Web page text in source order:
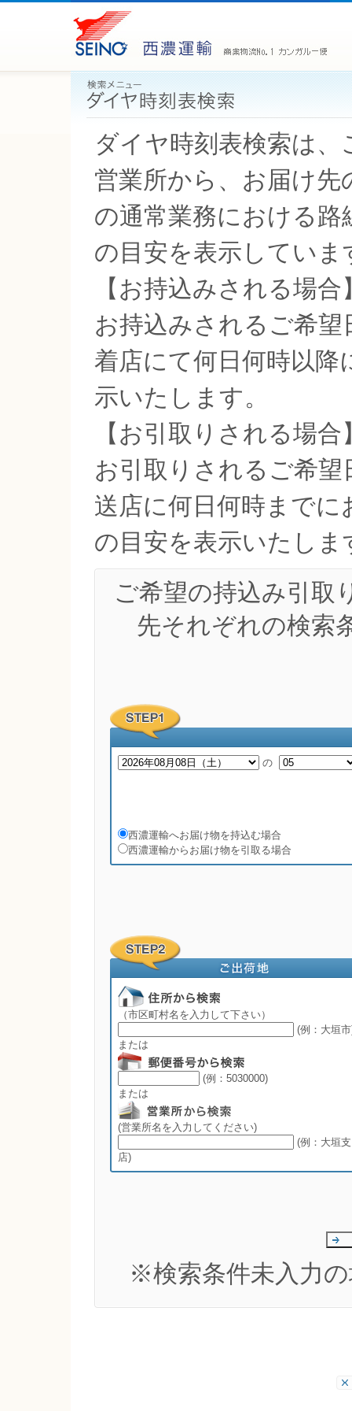
ダイヤ時刻表検索は
営業所から、お届け先
の通常業務における路
の目安を表示していま
【お持込みされる場合
お持込みされるご希
着店にて何日何時以降
示いたします。
【お引取りされる場合
お引取りされるご希
送店に何日何時まで
の目安を表示いたしま
ご希望の持込み引取
先それぞれの検索
の
西濃運輸へお届け物を持込む場合
西濃運輸からお届け物を引取る場合
（市区町村名を入力して下さい）
(例：大垣
または
(例：5030000)
または
(営業所名を入力してください)
(例：大垣支
店)
※検索条件未入力